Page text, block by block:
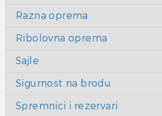
Razna oprema
Ribolovna oprema
Sajle
Sigurnost na brodu
Spremnici i rezervari